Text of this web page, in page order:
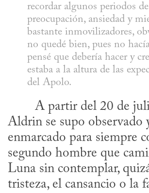
recordar algunos periodos de
preocupación, ansiedad y
bastante inmovilizadores,
no quedé bien, pues no
pensé que debería hacer y
estaba a la altura de las
del Apolo.
Aldrin se supo observado
enmarcado para siempre
segundo hombre que
Luna sin contemplar,
tristeza, el cansancio o la